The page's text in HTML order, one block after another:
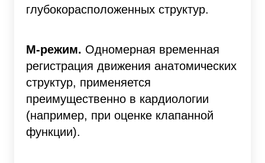
глубокорасположенных структур.
M-режим. Одномерная временная
регистрация движения анатомических
структур, применяется
преимущественно в кардиологии
(например, при оценке клапанной
функции).